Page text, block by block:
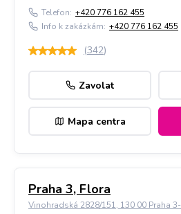
Telefon: +420 776 162 455
Info k zakázkám: +420 776 162 455
(342)
Zavolat
Mapa centra
Praha 3, Flora
Vinohradská 2828/151, 130 00 Praha 3-